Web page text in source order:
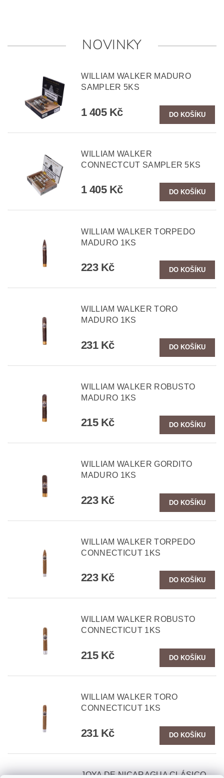
NOVINKY
WILLIAM WALKER MADURO
SAMPLER 5KS
1 405 Kč
WILLIAM WALKER
CONNECTCUT SAMPLER 5KS
1 405 Kč
WILLIAM WALKER TORPEDO
MADURO 1KS
223 Kč
WILLIAM WALKER TORO
MADURO 1KS
231 Kč
WILLIAM WALKER ROBUSTO
MADURO 1KS
215 Kč
WILLIAM WALKER GORDITO
MADURO 1KS
223 Kč
WILLIAM WALKER TORPEDO
CONNECTICUT 1KS
223 Kč
WILLIAM WALKER ROBUSTO
CONNECTICUT 1KS
215 Kč
WILLIAM WALKER TORO
CONNECTICUT 1KS
231 Kč
JOYA DE NICARAGUA CLÁSICO